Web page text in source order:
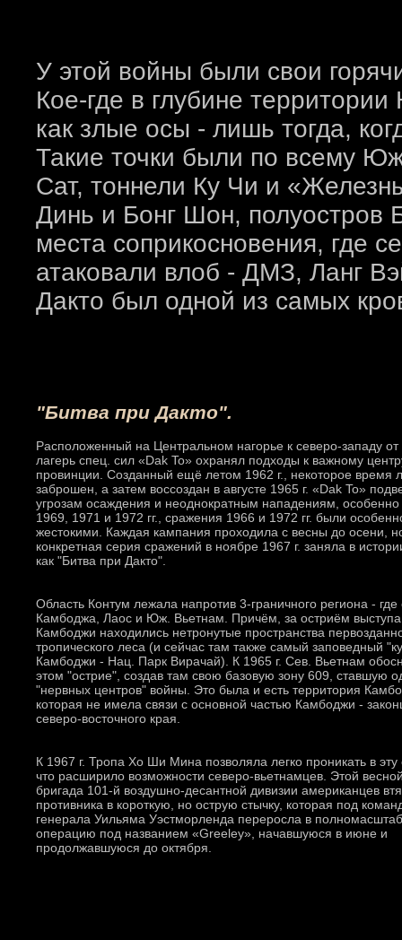
У этой войны были свои
Кое-где в глубине
как злые осы - лишь тогда,
Такие точки были по всему
Сат, тоннели Ку Чи и
Динь и Бонг Шон, полуостров
места соприкосновения, где
атаковали влоб - ДМЗ, Ланг
Дакто был одной из самых
"Битва при Дакто".
Расположенный на Центральном нагорье к северо-западу
лагерь спец. сил «Dak To» охранял подходы к важному
провинции. Созданный ещё летом 1962 г., некоторое время
заброшен, а затем воссоздан в августе 1965 г. «Dak To»
угрозам осаждения и неоднократным нападениям, особенно
1969, 1971 и 1972 гг., сражения 1966 и 1972 гг. были
жестокими. Каждая кампания проходила с весны до осени,
конкретная серия сражений в ноябре 1967 г. заняла в
как "Битва при Дакто".
Область Контум лежала напротив 3-граничного региона - где
Камбоджа, Лаос и Юж. Вьетнам. Причём, за остриём выступа
Камбоджи находились нетронутые пространства
тропического леса (и сейчас там также самый заповедный
Камбоджи - Нац. Парк Вирачай). К 1965 г. Сев. Вьетнам
этом "острие", создав там свою базовую зону 609, ставшую
"нервных центров" войны. Это была и есть территория
которая не имела связи с основной частью Камбоджи -
северо-восточного края.
К 1967 г. Тропа Хо Ши Мина позволяла легко проникать в эту
что расширило возможности северо-вьетнамцев. Этой
бригада 101-й воздушно-десантной дивизии американцев
противника в короткую, но острую стычку, которая под
генерала Уильяма Уэстморленда переросла в
операцию под названием «Greeley», начавшуюся в июне и
продолжавшуюся до октября.